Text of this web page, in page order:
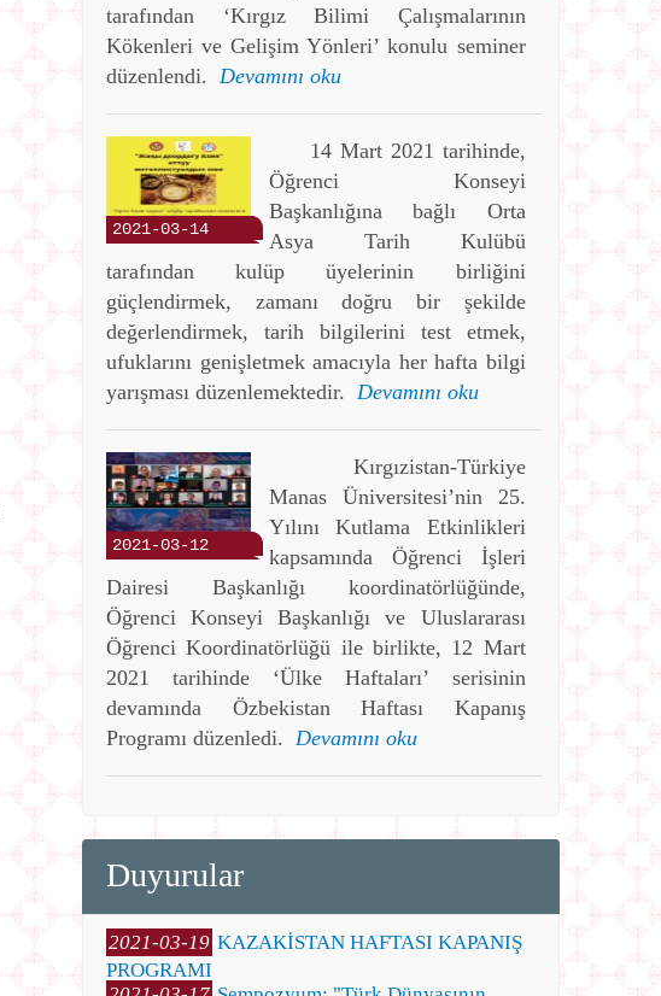
tarafından ‘Kırgız Bilimi Çalışmalarının
Kökenleri ve Gelişim Yönleri’ konulu seminer
düzenlendi. Devamını oku
2021-03-14
14 Mart 2021 tarihinde,
Öğrenci Konseyi
Başkanlığına bağlı Orta
Asya Tarih Kulübü
tarafından kulüp üyelerinin birliğini
güçlendirmek, zamanı doğru bir şekilde
değerlendirmek, tarih bilgilerini test etmek,
ufuklarını genişletmek amacıyla her hafta bilgi
yarışması düzenlemektedir. Devamını oku
2021-03-12
Kırgızistan-Türkiye
Manas Üniversitesi’nin 25.
Yılını Kutlama Etkinlikleri
kapsamında Öğrenci İşleri
Dairesi Başkanlığı koordinatörlüğünde,
Öğrenci Konseyi Başkanlığı ve Uluslararası
Öğrenci Koordinatörlüğü ile birlikte, 12 Mart
2021 tarihinde ‘Ülke Haftaları’ serisinin
devamında Özbekistan Haftası Kapanış
Programı düzenledi. Devamını oku
Duyurular
2021-03-19 KAZAKİSTAN HAFTASI KAPANIŞ
PROGRAMI